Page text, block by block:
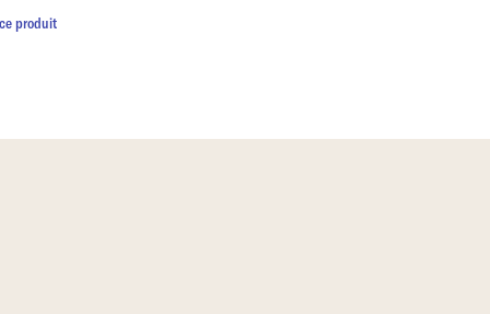
produit